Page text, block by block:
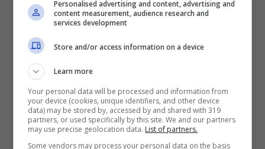
scenderanno al Sud.
Invece,venerdì 23 aprile, il maltempo
insisterà più al Sud, sulle regioni
peninsulari, mentre migliorerà al Centro-
Nord, soprattutto sul versante tirrenico.
Solo sulla Sardegna e il medio versante
Personalised advertising and content, advertising and
content measurement, audience research and
services development
Store and/or access information on a device
Learn more
Your personal data will be processed and information from
your device (cookies, unique identifiers, and other device
data) may be stored by, accessed by and shared with 319
partners, or used specifically by this site. We and our partners
may use precise geolocation data. List of partners.
Some vendors may process your personal data on the basis